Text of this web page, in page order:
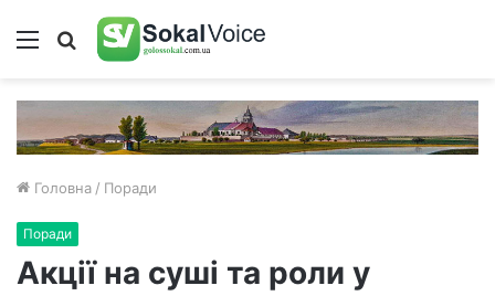
Меню Пошук
Головна / Поради
Поради
Акції на суші та роли у